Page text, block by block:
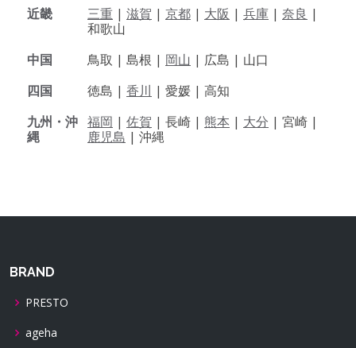
近畿
三重 | 滋賀 | 京都 | 大阪 | 兵庫 | 奈良 |
和歌山
中国
鳥取 | 島根 | 岡山 | 広島 | 山口
四国
徳島 | 香川 | 愛媛 | 高知
九州・沖
縄
福岡 | 佐賀 | 長崎 | 熊本 | 大分 | 宮崎 |
鹿児島 | 沖縄
BRAND
PRESTO
ageha